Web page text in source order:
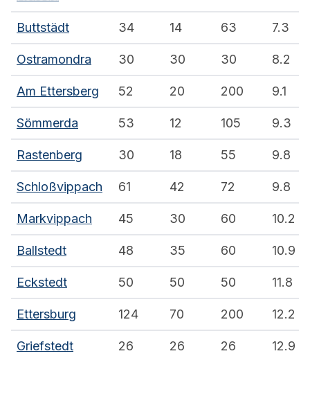
Buttstädt 34 14 63 7.3
Ostramondra 30 30 30 8.2
Am Ettersberg 52 20 200 9.1
Sömmerda 53 12 105 9.3
Rastenberg 30 18 55 9.8
Schloßvippach 61 42 72 9.8
Markvippach 45 30 60 10.2
Ballstedt 48 35 60 10.9
Eckstedt 50 50 50 11.8
Ettersburg 124 70 200 12.2
Griefstedt 26 26 26 12.9